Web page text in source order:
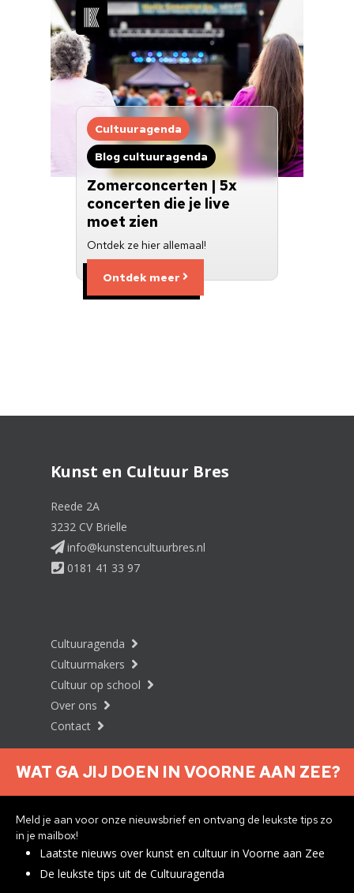
Cultuuragenda
Blog cultuuragenda
Zomerconcerten | 5x
concerten die je live
moet zien
Ontdek ze hier allemaal!
Ontdek meer
Kunst en Cultuur Bres
Reede 2A
3232 CV Brielle
info@kunstencultuurbres.nl
0181 41 33 97
Cultuuragenda
Cultuurmakers
Cultuur op school
Over ons
Contact
Nieuwsbrief aanmelden
Privacyverklaring
WAT GA JIJ DOEN IN VOORNE AAN ZEE?
Meld je aan voor onze nieuwsbrief en ontvang de leukste tips zo
in je mailbox!
Laatste nieuws over kunst en cultuur in Voorne aan Zee
De leukste tips uit de Cultuuragenda